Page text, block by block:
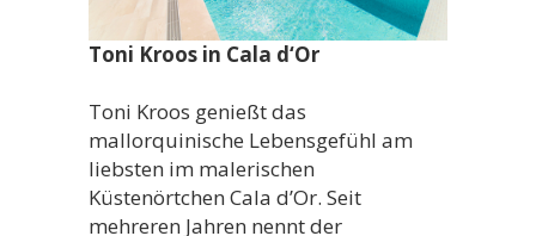
Toni Kroos in Cala d‘Or
Toni Kroos genießt das
mallorquinische Lebensgefühl am
liebsten im malerischen
Küstenörtchen Cala d’Or. Seit
mehreren Jahren nennt der